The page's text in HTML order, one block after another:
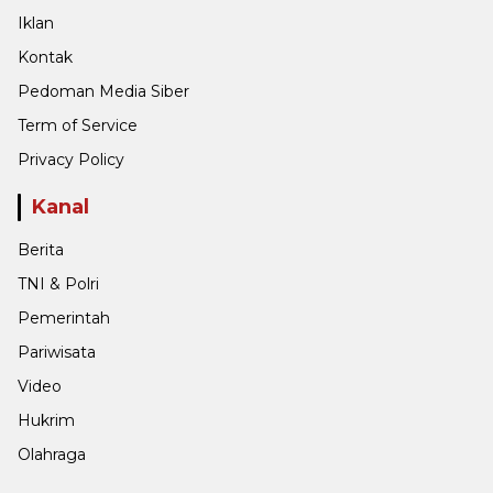
Iklan
Kontak
Pedoman Media Siber
Term of Service
Privacy Policy
Kanal
Berita
TNI & Polri
Pemerintah
Pariwisata
Video
Hukrim
Olahraga